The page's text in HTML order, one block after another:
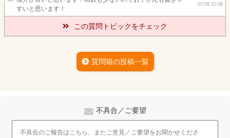
すいと思います！
07/28 21:08
この質問トピックをチェック
質問箱の投稿一覧
不具合／ご要望